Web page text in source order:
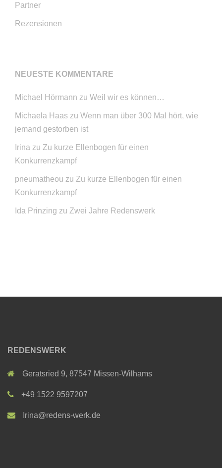
Partner
Rezensionen
NEUESTE KOMMENTARE
Michael Hörmann zu Weil wir es können…
Michaela Haas zu Wenn man über 300 Mal hört, wie
jemand gestorben ist
Irina zu Zu kurze Ellenbogen für einen
Konkurrenzkampf
pneumatheou zu Zu kurze Ellenbogen für einen
Konkurrenzkampf
Ida Prinzing zu Zwei Jahre Redenswerk
REDENSWERK
Geratsried 9, 87547 Missen-Wilhams
+49 1522 9597207
Irina@redens-werk.de